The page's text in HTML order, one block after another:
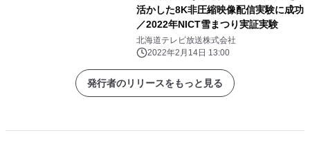
活かした8K非圧縮映像配信実験に成功
／2022年NICT雪まつり実証実験
北海道テレビ放送株式会社
2022年2月14日 13:00
発行者のリリースをもっと見る